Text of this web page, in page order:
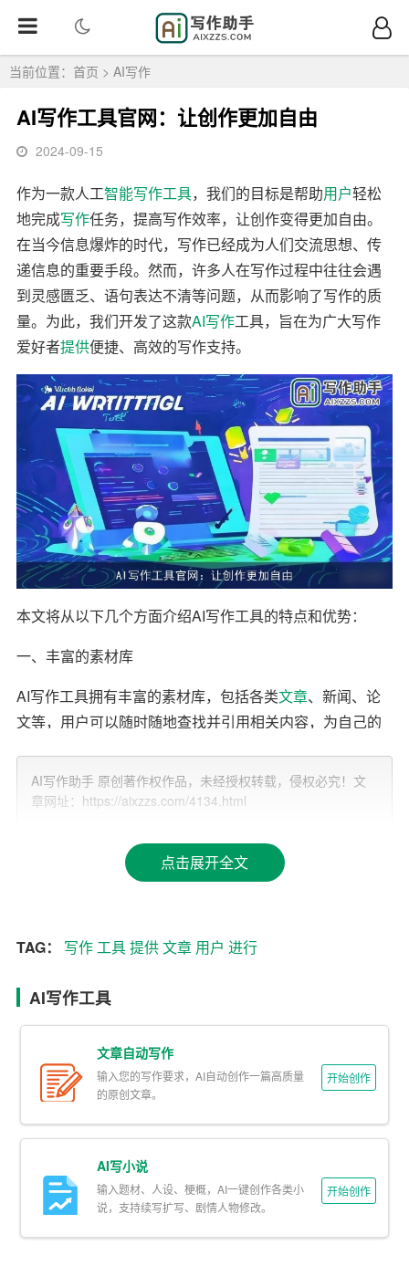
当前位置： 首页 > AI写作
AI写作工具官网：让创作更加自由
2024-09-15
作为一款人工智能写作工具，我们的目标是帮助用户轻松
地完成写作任务，提高写作效率，让创作变得更加自由。
在当今信息爆炸的时代，写作已经成为人们交流思想、传
递信息的重要手段。然而，许多人在写作过程中往往会遇
到灵感匮乏、语句表达不清等问题，从而影响了写作的质
量。为此，我们开发了这款AI写作工具，旨在为广大写作
爱好者提供便捷、高效的写作支持。
本文将从以下几个方面介绍AI写作工具的特点和优势：
一、丰富的素材库
AI写作工具拥有丰富的素材库，包括各类文章、新闻、论
文等，用户可以随时随地查找并引用相关内容，为自己的
满足不同用户的写作需求。
二、智能推荐
AI写作工具可以根据用户的写作需求，智能推荐相关话
题、标题、关键词等，帮助用户拓展思路，提高写作灵
AI写作工具拥有强大的语言处理能力，能够自动纠正用户
逻辑混乱等问题进行优化。通过AI写作工具的帮助，用户
可以轻松地写出高质量的文章。
四、一键生成
AI写作工具提供了文章一键生成功能，用户只需输入关键
词或主题，即可快速生成一篇完整的文章。这对于时间紧
迫、写作能力较弱的用户来说，无疑提供了极大的便利。
AI写作助手 原创著作权作品，未经授权转载，侵权必究！文
章网址：https://aixzzs.com/4134.html
点击展开全文
TAG： 写作工具提供文章 用户 进行
AI写作工具
文章自动写作
输入您的写作要求，AI自动创作一篇高质量
的原创文章。
开始创作
AI写小说
输入题材、人设、梗概，AI一键创作各类小
说，支持续写扩写、剧情人物修改。
开始创作